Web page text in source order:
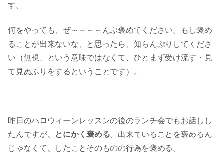
す。
何をやっても、ぜ～～～～んぶ褒めてください。もし褒め
ることが出来ないな、と思ったら、知らんぷりしてくださ
い（無視、という意味ではなくて、ひとまず受け流す・見
て見ぬふりをするということです）。
昨日のハロウィーンレッスンの後のランチ会でもお話しし
たんですが、
とにかく褒める。出来ていることを褒めるん
じゃなくて、したことそのものの行為を褒める。